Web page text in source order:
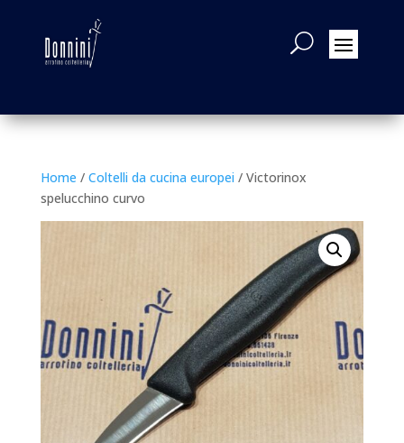
Home / Coltelli da cucina europei / Victorinox
spelucchino curvo